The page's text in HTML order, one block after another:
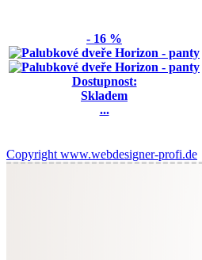
- 16 %
Dostupnost:
Skladem
...
Copyright www.webdesigner-profi.de